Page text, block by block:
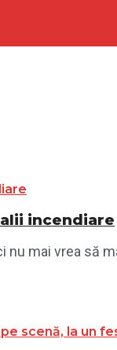
incendiare
mai vrea să